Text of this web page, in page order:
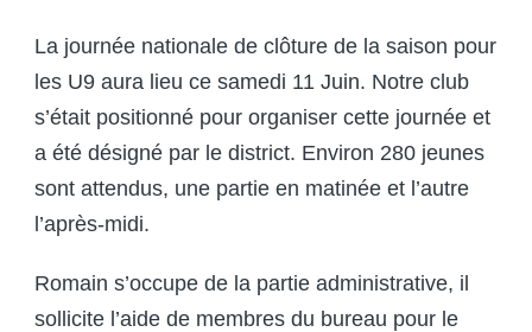
La journée nationale de clôture de la saison pour
les U9 aura lieu ce samedi 11 Juin. Notre club
s’était positionné pour organiser cette journée et
a été désigné par le district. Environ 280 jeunes
sont attendus, une partie en matinée et l’autre
l’après-midi.
Romain s’occupe de la partie administrative, il
sollicite l’aide de membres du bureau pour le